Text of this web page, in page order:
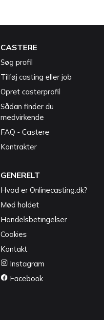
CASTERE
Søg profil
Tilføj casting eller job
Opret casterprofil
Sådan finder du
medvirkende
FAQ - Castere
Kontrakter
GENERELT
Hvad er Onlinecasting.dk?
Mød holdet
Handelsbetingelser
Cookies
Kontakt
Instagram
Facebook